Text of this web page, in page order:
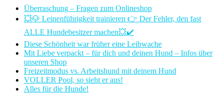
Überraschung – Fragen zum Onlineshop
💥🐶 Leinenführigkeit trainieren 👉 Der Fehler, den fast
ALLE Hundebesitzer machen💥✔️
Diese Schönheit war früher eine Leibwache
Mit Liebe verpackt – für dich und deinen Hund – Infos über
unseren Shop
Freizeitmodus vs. Arbeitshund mit deinem Hund
VOLLER Pool, so sieht er aus!
Alles für die Hunde!